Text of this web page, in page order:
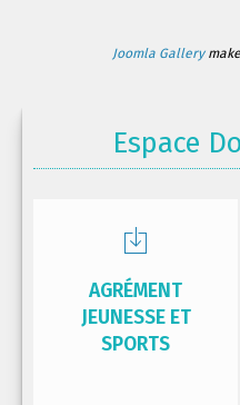
Joomla Gallery
Espace
AGRÉMENT
JEUNESSE ET
SPORTS